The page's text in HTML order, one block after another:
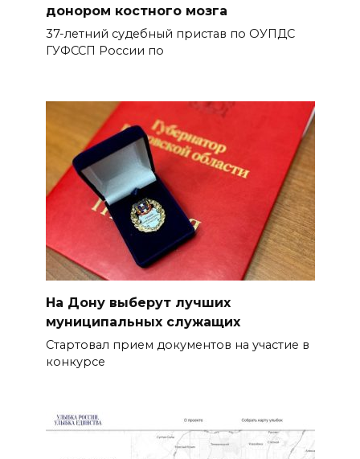
донором костного мозга
37-летний судебный пристав по ОУПДС
ГУФССП России по
На Дону выберут лучших
муниципальных служащих
Стартовал прием документов на участие в
конкурсе